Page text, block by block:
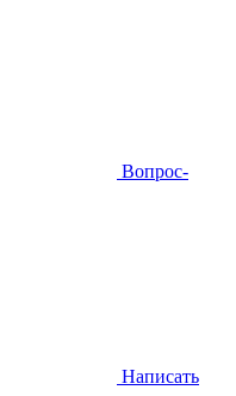
Вопрос-
Написать